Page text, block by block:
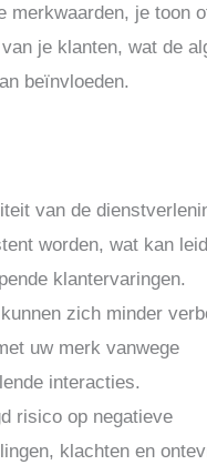
merkwaarden, je toon
je klanten, wat de
beïnvloeden.
van de
worden, wat kan
klantervaringen.
zich minder
uw merk vanwege
interacties.
risico op negatieve
klachten en